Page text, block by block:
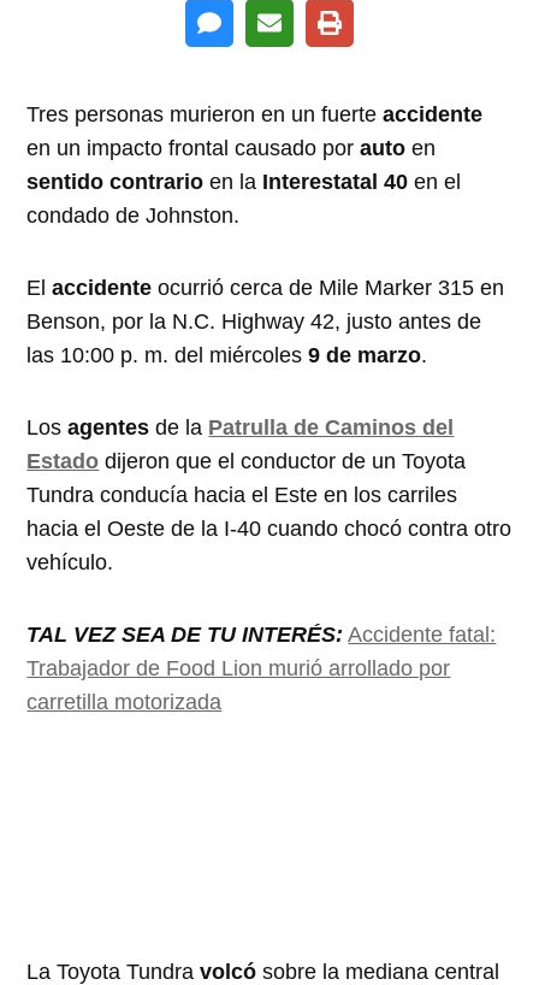
Tres personas murieron en un fuerteaccidente
en un impacto frontal causado porauto en
sentido contrario en la Interestatal 40 en el
condado de Johnston.
Elaccidente ocurrió cerca de Mile Marker 315 en
Benson, por la N.C. Highway 42, justo antes de
las 10:00 p. m. del miércoles9 de marzo.
Losagentes de la Patrulla de Caminos del
Estado dijeron que el conductor de un Toyota
Tundra conducía hacia el Este en los carriles
hacia el Oeste de la I-40 cuando chocó contra otro
vehículo.
TAL VEZ SEA DE TU INTERÉS: Accidente fatal:
Trabajador de Food Lion murió arrollado por
carretilla motorizada
La Toyota Tundravolcó sobre la mediana central